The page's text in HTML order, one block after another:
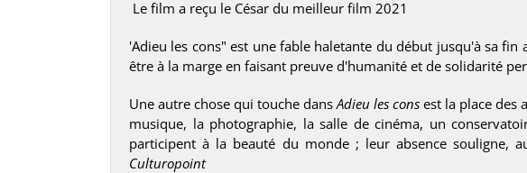
Le film a reçu le César du meilleur film 2021
'Adieu les cons" est une fable haletante du début jusqu'à sa
être à la marge en faisant preuve d'humanité et de solidarité
Une autre chose qui touche dans Adieu les cons est la place des
musique, la photographie, la salle de cinéma, un
participent à la beauté du monde ; leur absence souligne,
Culturopoint